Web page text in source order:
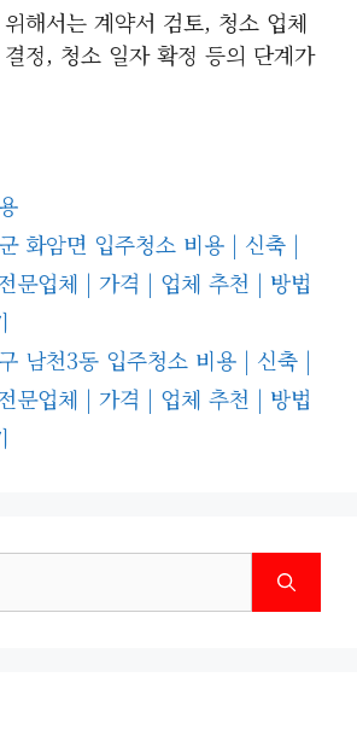
해서는 계약서 검토, 청소 업체
정, 청소 일자 확정 등의 단계가
화암면 입주청소 비용 | 신축 |
문업체 | 가격 | 업체 추천 | 방법
남천3동 입주청소 비용 | 신축 |
문업체 | 가격 | 업체 추천 | 방법